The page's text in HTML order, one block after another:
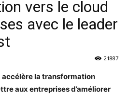
vers le cloud
avec le leader
21887
accélère la transformation
aux entreprises d’améliorer